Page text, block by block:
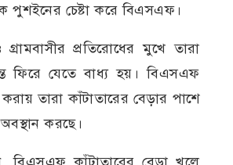
পুশইনের চেষ্টা করে বিএসএফ।
প্রতিরোধের মুখে তারা
ফিরে যেতে বাধ্য হয়। বিএসএফ
তারা কাঁটাতারের বেড়ার পাশে
করছে।
বিএসএফ কাঁটাতারের বেড়া খুলে